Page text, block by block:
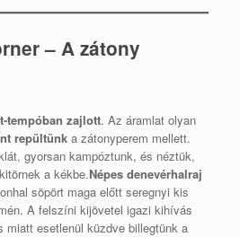
– A zátony
tempóban zajlott. Az áramlat olyan
repültünk a zátonyperem mellett.
gyorsan kampóztunk, és néztük,
a kékbe.Népes denevérhalraj
söpört maga előtt seregnyi kis
A felszíni kijövetel igazi kihívás
miatt esetlenül küzdve billegtünk a